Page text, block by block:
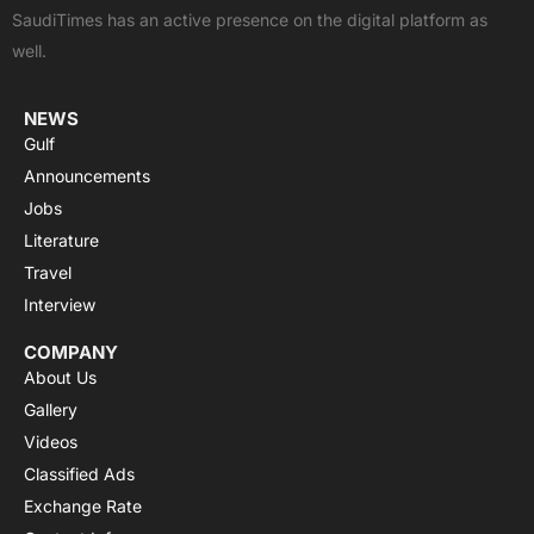
k
e
p
a
SaudiTimes has an active presence on the digital platform as
well.
NEWS
Gulf
Announcements
Jobs
Literature
Travel
Interview
COMPANY
About Us
Gallery
Videos
Classified Ads
Exchange Rate